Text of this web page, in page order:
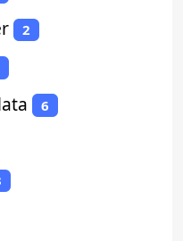
2
6